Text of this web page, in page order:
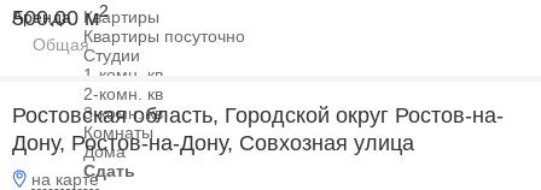
Аренда
Квартиры
Квартиры посуточно
Студии
1-комн. кв
2-комн. кв
3-комн. кв
Комнаты
Дома
Сдать
500.00 м2
Общая
Ростовская область, Городской округ Ростов-на-
Дону, Ростов-на-Дону, Совхозная улица
на карте